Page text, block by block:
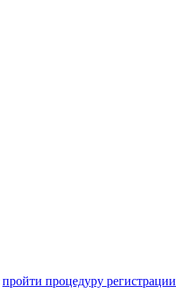
пройти процедуру регистрации